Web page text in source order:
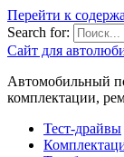
Перейти к
Search for:
Сайт для
Автомобильный
комплектации,
Тест-драйвы